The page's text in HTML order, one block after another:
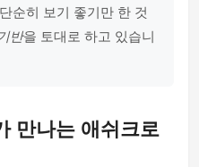
순히 보기 좋기만 한 것
반을 토대로 하고 있습니
만나는 애쉬크로